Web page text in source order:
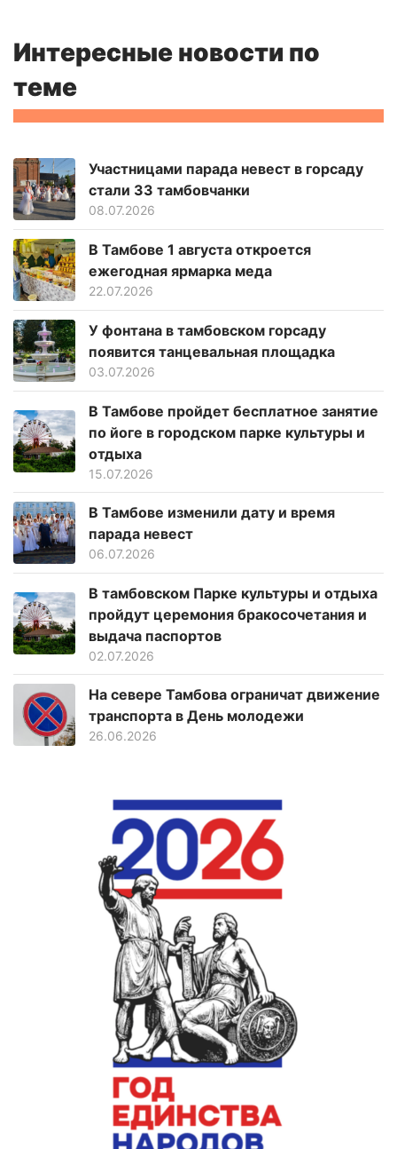
Интересные новости по
теме
Участницами парада невест в горсаду
стали 33 тамбовчанки
08.07.2026
В Тамбове 1 августа откроется
ежегодная ярмарка меда
22.07.2026
У фонтана в тамбовском горсаду
появится танцевальная площадка
03.07.2026
В Тамбове пройдет бесплатное занятие
по йоге в городском парке культуры и
отдыха
15.07.2026
В Тамбове изменили дату и время
парада невест
06.07.2026
В тамбовском Парке культуры и отдыха
пройдут церемония бракосочетания и
выдача паспортов
02.07.2026
На севере Тамбова ограничат движение
транспорта в День молодежи
26.06.2026